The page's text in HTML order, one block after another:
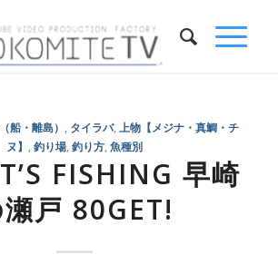
船・離島） タイラバ,
上物【メジナ・真鯛・チ
ヌ】
釣り場, 釣り方, 魚種別
FISHING 早崎
戸 80GET!